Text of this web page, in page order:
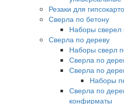
Резаки для
Сверла по бетону
Наборы сверел
Сверла по дереву
Наборы сверл
Сверла по
Сверла по
Наборы
Сверла по
конфирматы